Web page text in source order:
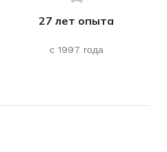
27 лет опыта
с 1997 года